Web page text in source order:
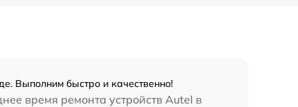
Выполним быстро и качественно!
время ремонта устройств Autel в